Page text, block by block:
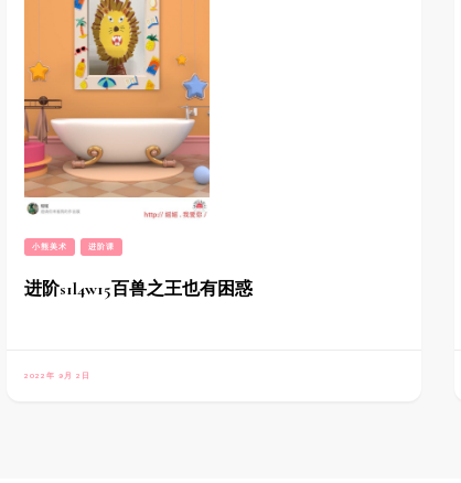
小熊美术 进阶课
进阶s1l4w15百兽之王也有困惑
2022年 9月 2日